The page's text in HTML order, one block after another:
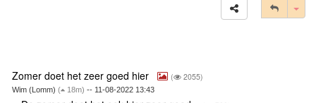
Zomer doet het zeer goed hier ( 2055)
Wim (Lomm) ( 18m) -- 11-08-2022 13:43